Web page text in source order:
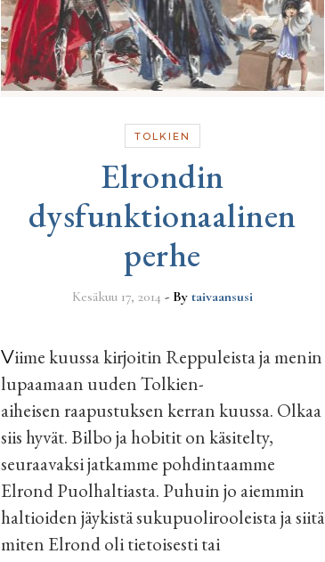
TOLKIEN
Elrondin
dysfunktionaalinen
perhe
Kesäkuu 17, 2014 - By taivaansusi
Viime kuussa kirjoitin Reppuleista ja menin
lupaamaan uuden Tolkien-
aiheisen raapustuksen kerran kuussa. Olkaa
siis hyvät. Bilbo ja hobitit on käsitelty,
seuraavaksi jatkamme pohdintaamme
Elrond Puolhaltiasta. Puhuin jo aiemmin
haltioiden jäykistä sukupuolirooleista ja siitä
miten Elrond oli tietoisesti tai